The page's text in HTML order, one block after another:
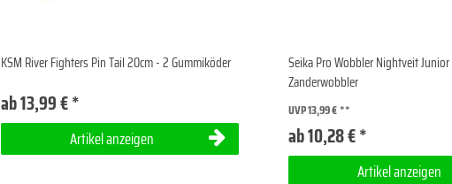
KSM River Fighters Pin Tail 20cm - 2 Gummiköder
ab 13,99 € *
Artikel anzeigen
Seika Pro Wobbler Nightveit Junior
Zanderwobbler
UVP 13,99 €
ab 10,28 € *
Artikel anzeigen